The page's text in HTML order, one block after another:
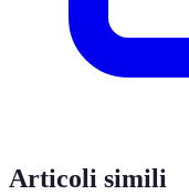
Articoli simili